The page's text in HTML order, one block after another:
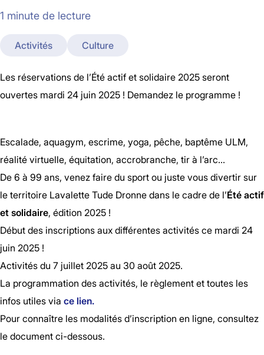
1 minute de lecture
Activités Culture
Les réservations de l’Été actif et solidaire 2025 seront
ouvertes mardi 24 juin 2025 ! Demandez le programme !
Escalade, aquagym, escrime, yoga, pêche, baptême ULM,
réalité virtuelle, équitation, accrobranche, tir à l’arc…
De 6 à 99 ans, venez faire du sport ou juste vous divertir sur
le territoire Lavalette Tude Dronne dans le cadre de l’Été actif
et solidaire, édition 2025 !
Début des inscriptions aux différentes activités ce mardi 24
juin 2025 !
Activités du 7 juillet 2025 au 30 août 2025.
La programmation des activités, le règlement et toutes les
infos utiles via ce lien.
Pour connaître les modalités d’inscription en ligne, consultez
le document ci-dessous.